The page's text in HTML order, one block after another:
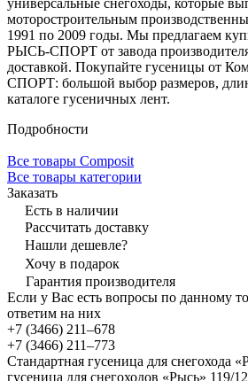
моторостроительным
1991 по 2009 годы. Мы предлагаем
РЫСЬ-СПОРТ от завода
доставкой. Покупайте гусеницы от
СПОРТ: большой выбор размеров,
каталоге гусеничных лент.
Подробности
Все товары Composit
Все товары категории
Заказать
Есть в наличии
Рассчитать доставку
Нашли дешевле?
Хочу в подарок
Гарантия производителя
Если у Вас есть вопросы по данному
ответим на них
+7 (3466) 211‒678
+7 (3466) 211‒773
Стандартная гусеница для снегохода
гусеница для снегоходов «Рысь» 119/